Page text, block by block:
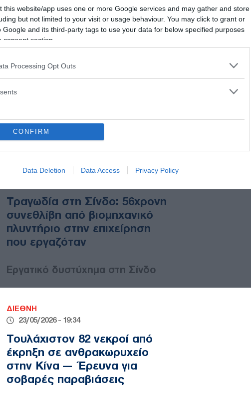
this website/app uses one or more Google services and may gather and store
but not limited to your visit or usage behaviour. You may click to grant or
Google and its third-party tags to use your data for below specified purposes
consent section.
Processing Opt Outs
CONFIRM
Data Deletion Data Access Privacy Policy
Αιτωλοακαρνανία: 40χρονος
εργαζόμενος καταπλακώθηκε
από φερτά υλικά
έχασε με τραγικό τρόπο τη ζωή
σε ένα νέο θανατηφόρο εργατικό
περιοχή Βούστρι του Δήμου
Ακτίου – Βόνιτσας.
ΕΛΛΑΔΑ
Τραγωδία στη Σίνδο: 56χρονη
συνεθλίβη από βιομηχανικό
πλυντήριο στην επιχείρηση
που εργαζόταν
Εργατικό δυστύχημα στη Σίνδο
ΔΙΕΘΝΗ
23/05/2026 - 19:34
Τουλάχιστον 82 νεκροί από
έκρηξη σε ανθρακωρυχείο
στην Κίνα — Έρευνα για
σοβαρές παραβιάσεις